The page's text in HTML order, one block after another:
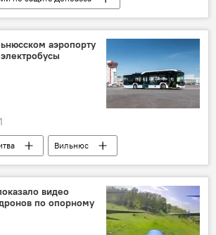
Черное море
РФ ВС РФ
аэропорту
Вильнюс
Вильнюсский аэропорт
видео
по опорному